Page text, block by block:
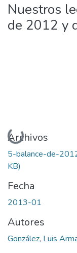
Nuestros
de 2012 y
Cargando...
Archivos
5-balance-de-
KB)
Fecha
2013-01
Autores
González, Luis